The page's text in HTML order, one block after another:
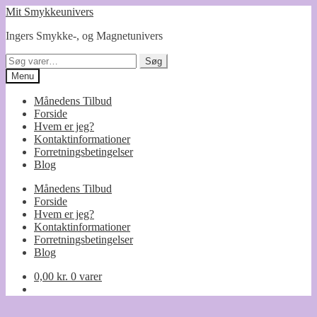
Spring
navigation
Spring
indhold
Mit Smykkeunivers
Ingers Smykke-, og Magnetunivers
Søg
efter:
Søg
Menu
Månedens Tilbud
Forside
Hvem er jeg?
Kontaktinformationer
Forretningsbetingelser
Blog
Månedens Tilbud
Forside
Hvem er jeg?
Kontaktinformationer
Forretningsbetingelser
Blog
0,00 kr. 0 varer